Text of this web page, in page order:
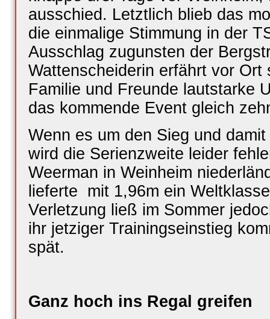
ausschied. Letztlich blieb das
die einmalige Stimmung in der
Ausschlag zugunsten der
Wattenscheiderin erfährt vor Ort
Familie und Freunde lautstarke
das kommende Event gleich
Wenn es um den Sieg und
wird die Serienzweite leider
Weerman in Weinheim
lieferte mit 1,96m ein
Verletzung ließ im Sommer
ihr jetziger Trainingseinstieg
spät.
Ganz hoch ins Regal greifen